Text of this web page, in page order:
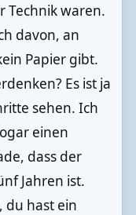
Technik waren.
davon, an
Papier gibt.
Es ist ja
sehen. Ich
einen
dass der
Jahren ist.
du hast ein